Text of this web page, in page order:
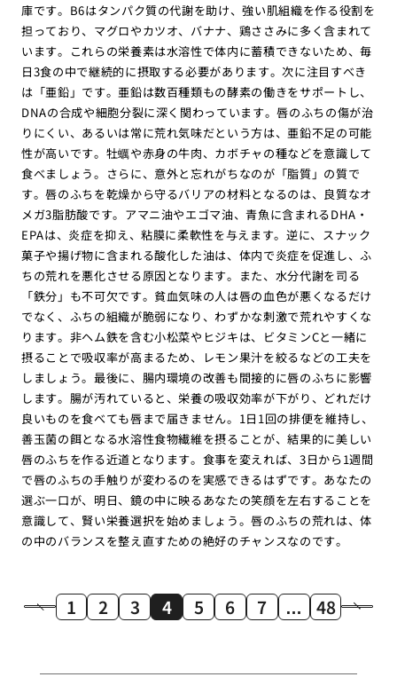
庫です。B6はタンパク質の代謝を助け、強い肌組織を作る役割を
担っており、マグロやカツオ、バナナ、鶏ささみに多く含まれて
います。これらの栄養素は水溶性で体内に蓄積できないため、毎
日3食の中で継続的に摂取する必要があります。次に注目すべき
は「亜鉛」です。亜鉛は数百種類もの酵素の働きをサポートし、
DNAの合成や細胞分裂に深く関わっています。唇のふちの傷が治
りにくい、あるいは常に荒れ気味だという方は、亜鉛不足の可能
性が高いです。牡蠣や赤身の牛肉、カボチャの種などを意識して
食べましょう。さらに、意外と忘れがちなのが「脂質」の質で
す。唇のふちを乾燥から守るバリアの材料となるのは、良質なオ
メガ3脂肪酸です。アマニ油やエゴマ油、青魚に含まれるDHA・
EPAは、炎症を抑え、粘膜に柔軟性を与えます。逆に、スナック
菓子や揚げ物に含まれる酸化した油は、体内で炎症を促進し、ふ
ちの荒れを悪化させる原因となります。また、水分代謝を司る
「鉄分」も不可欠です。貧血気味の人は唇の血色が悪くなるだけ
でなく、ふちの組織が脆弱になり、わずかな刺激で荒れやすくな
ります。非ヘム鉄を含む小松菜やヒジキは、ビタミンCと一緒に
摂ることで吸収率が高まるため、レモン果汁を絞るなどの工夫を
しましょう。最後に、腸内環境の改善も間接的に唇のふちに影響
します。腸が汚れていると、栄養の吸収効率が下がり、どれだけ
良いものを食べても唇まで届きません。1日1回の排便を維持し、
善玉菌の餌となる水溶性食物繊維を摂ることが、結果的に美しい
唇のふちを作る近道となります。食事を変えれば、3日から1週間
で唇のふちの手触りが変わるのを実感できるはずです。あなたの
選ぶ一口が、明日、鏡の中に映るあなたの笑顔を左右することを
意識して、賢い栄養選択を始めましょう。唇のふちの荒れは、体
の中のバランスを整え直すための絶好のチャンスなのです。
1 2 3 4 5 6 7 … 48